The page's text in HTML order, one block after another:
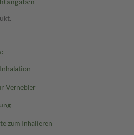
Vernebler
zum Inhalieren